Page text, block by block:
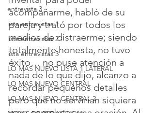
entrevista 3
lista entrevistas 1
lista entrevistas 2
lista entrevistas 3
LO MAS NUEVO LISTA 1 LATERAL
LO MAS NUEVO CENTRAL
LO MAS NUEVO CENTRAL 2
acompañarme, habló de su
pareja y trató por todos los
medios de distraerme; siendo
totalmente honesta, no tuvo
éxito… no puse atención a
nada de lo que dijo, alcanzo a
recordar pequeños detalles
pero que no servirían siquiera